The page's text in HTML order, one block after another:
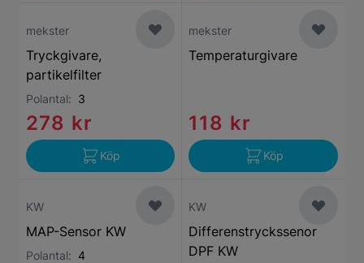
mekster
Tryckgivare,
partikelfilter
Polantal: 3
278 kr
Köp
mekster
Temperaturgivare
118 kr
Köp
KW
MAP-Sensor KW
Polantal: 4
KW
Differenstryckssenor
DPF KW